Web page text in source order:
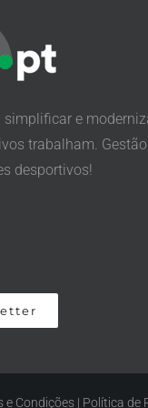
simplificar e
trabalham.
desportivos!
e Condições | Política de